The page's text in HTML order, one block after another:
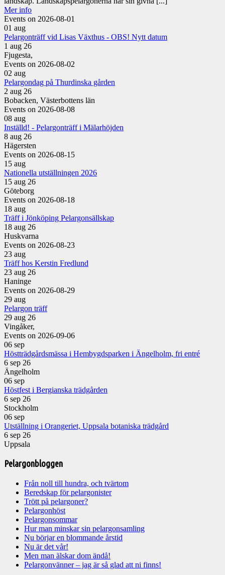
Mer info
Events on 2026-08-01
01 aug
Pelargonträff vid Lisas Växthus - OBS! Nytt datum
1 aug 26
Fjugesta,
Events on 2026-08-02
02 aug
Pelargondag på Thurdinska gården
2 aug 26
Bobacken, Västerbottens län
Events on 2026-08-08
08 aug
Inställd! - Pelargonträff i Mälarhöjden
8 aug 26
Hägersten
Events on 2026-08-15
15 aug
Nationella utställningen 2026
15 aug 26
Göteborg
Events on 2026-08-18
18 aug
Träff i Jönköping Pelargonsällskap
18 aug 26
Huskvarna
Events on 2026-08-23
23 aug
Träff hos Kerstin Fredlund
23 aug 26
Haninge
Events on 2026-08-29
29 aug
Pelargon träff
29 aug 26
Vingåker,
Events on 2026-09-06
06 sep
Höstträdgårdsmässa i Hembygdsparken i Ängelholm, fri entré
6 sep 26
Ängelholm
06 sep
Höstfest i Bergianska trädgården
6 sep 26
Stockholm
06 sep
Utställning i Orangeriet, Uppsala botaniska trädgård
6 sep 26
Uppsala
Pelargonbloggen
Från noll till hundra, och tvärtom
Beredskap för pelargonister
Trött på pelargoner?
Pelargonhöst
Pelargonsommar
Hur man minskar sin pelargonsamling
Nu börjar en blommande årstid
Nu är det vår!
Men man älskar dom ändå!
Pelargonvänner – jag är så glad att ni finns!